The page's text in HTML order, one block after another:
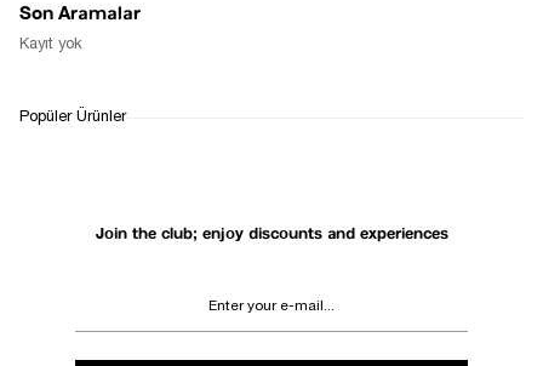
Join the club; enjoy discounts and experiences
Son Aramalar
Kayıt yok
Popüler Ürünler